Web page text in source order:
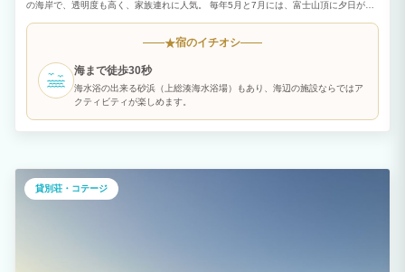
の海岸で、透明度も高く、家族連れに人気。 毎年5月と7月には、富士山頂に夕日が落
ートサウナとリクライニングチェアを完備！ 海のアクティビティを楽しんだ後、身体
だからこそできる非日常のととのいを体験してください。 ◆笑顔あふれるBBQ（有
料） アウトドアを最大限お楽しみいただけるバーベキューに必要な設備（グリル、
炭、網など）をご用意しております。 みんなでワイワイいただくBBQ！潮の香りと海
風に包まれて飲むビールは、まさに至福のひととき。 ここでしか味わえない特別なデ
★宿のイチオシ
海まで徒歩30秒
海水浴の出来る砂浜（上総湊海水浴場）もあり、海辺の施設ならではア
クティビティが楽しめます。
貸別荘・コテージ